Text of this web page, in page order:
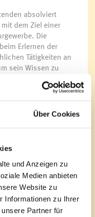
Über Cookies
und Anzeigen zu
Medien anbieten
Website zu
Informationen zu Ihrer
Partner für
absolviert
dem Ziel einer
Die
Erlernen der
Tätigkeiten an
sein Wissen zu
mitgebracht hat“,
Stärken und
den Betrieb sieht.
bei der Verleihung
dass eine
unterschiedlicher
"Einige Vorreiter
vor den Vorhang
Engagement der
Ressource